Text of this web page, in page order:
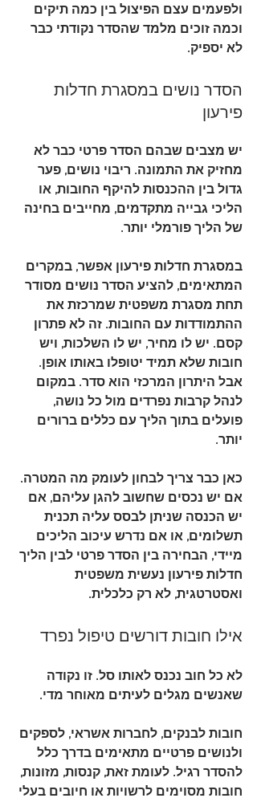
ולפעמים עצם הפיצול בין כמה תיקים
וכמה זוכים מלמד שהסדר נקודתי כבר
לא יספיק.
הסדר נושים במסגרת חדלות
פירעון
יש מצבים שבהם הסדר פרטי כבר לא
מחזיק את התמונה. ריבוי נושים, פער
גדול בין ההכנסות להיקף החובות, או
הליכי גבייה מתקדמים, מחייבים בחינה
של הליך פורמלי יותר.
במסגרת חדלות פירעון אפשר, במקרים
המתאימים, להציע הסדר נושים מסודר
תחת מסגרת משפטית שמרכזת את
ההתמודדות עם החובות. זה לא פתרון
קסם. יש לו מחיר, יש לו השלכות, ויש
חובות שלא תמיד יטופלו באותו אופן.
אבל היתרון המרכזי הוא סדר. במקום
לנהל קרבות נפרדים מול כל נושה,
פועלים בתוך הליך עם כללים ברורים
יותר.
כאן כבר צריך לבחון לעומק מה המטרה.
אם יש נכסים שחשוב להגן עליהם, אם
יש הכנסה שניתן לבסס עליה תכנית
תשלומים, או אם נדרש עיכוב הליכים
מיידי, הבחירה בין הסדר פרטי לבין הליך
חדלות פירעון נעשית משפטית
ואסטרטגית, לא רק כלכלית.
אילו חובות דורשים טיפול נפרד
לא כל חוב נכנס לאותו סל. זו נקודה
שאנשים מגלים לעיתים מאוחר מדי.
חובות לבנקים, לחברות אשראי, לספקים
ולנושים פרטיים מתאימים בדרך כלל
להסדר רגיל. לעומת זאת, קנסות, מזונות,
חובות מסוימים לרשויות או חיובים בעלי